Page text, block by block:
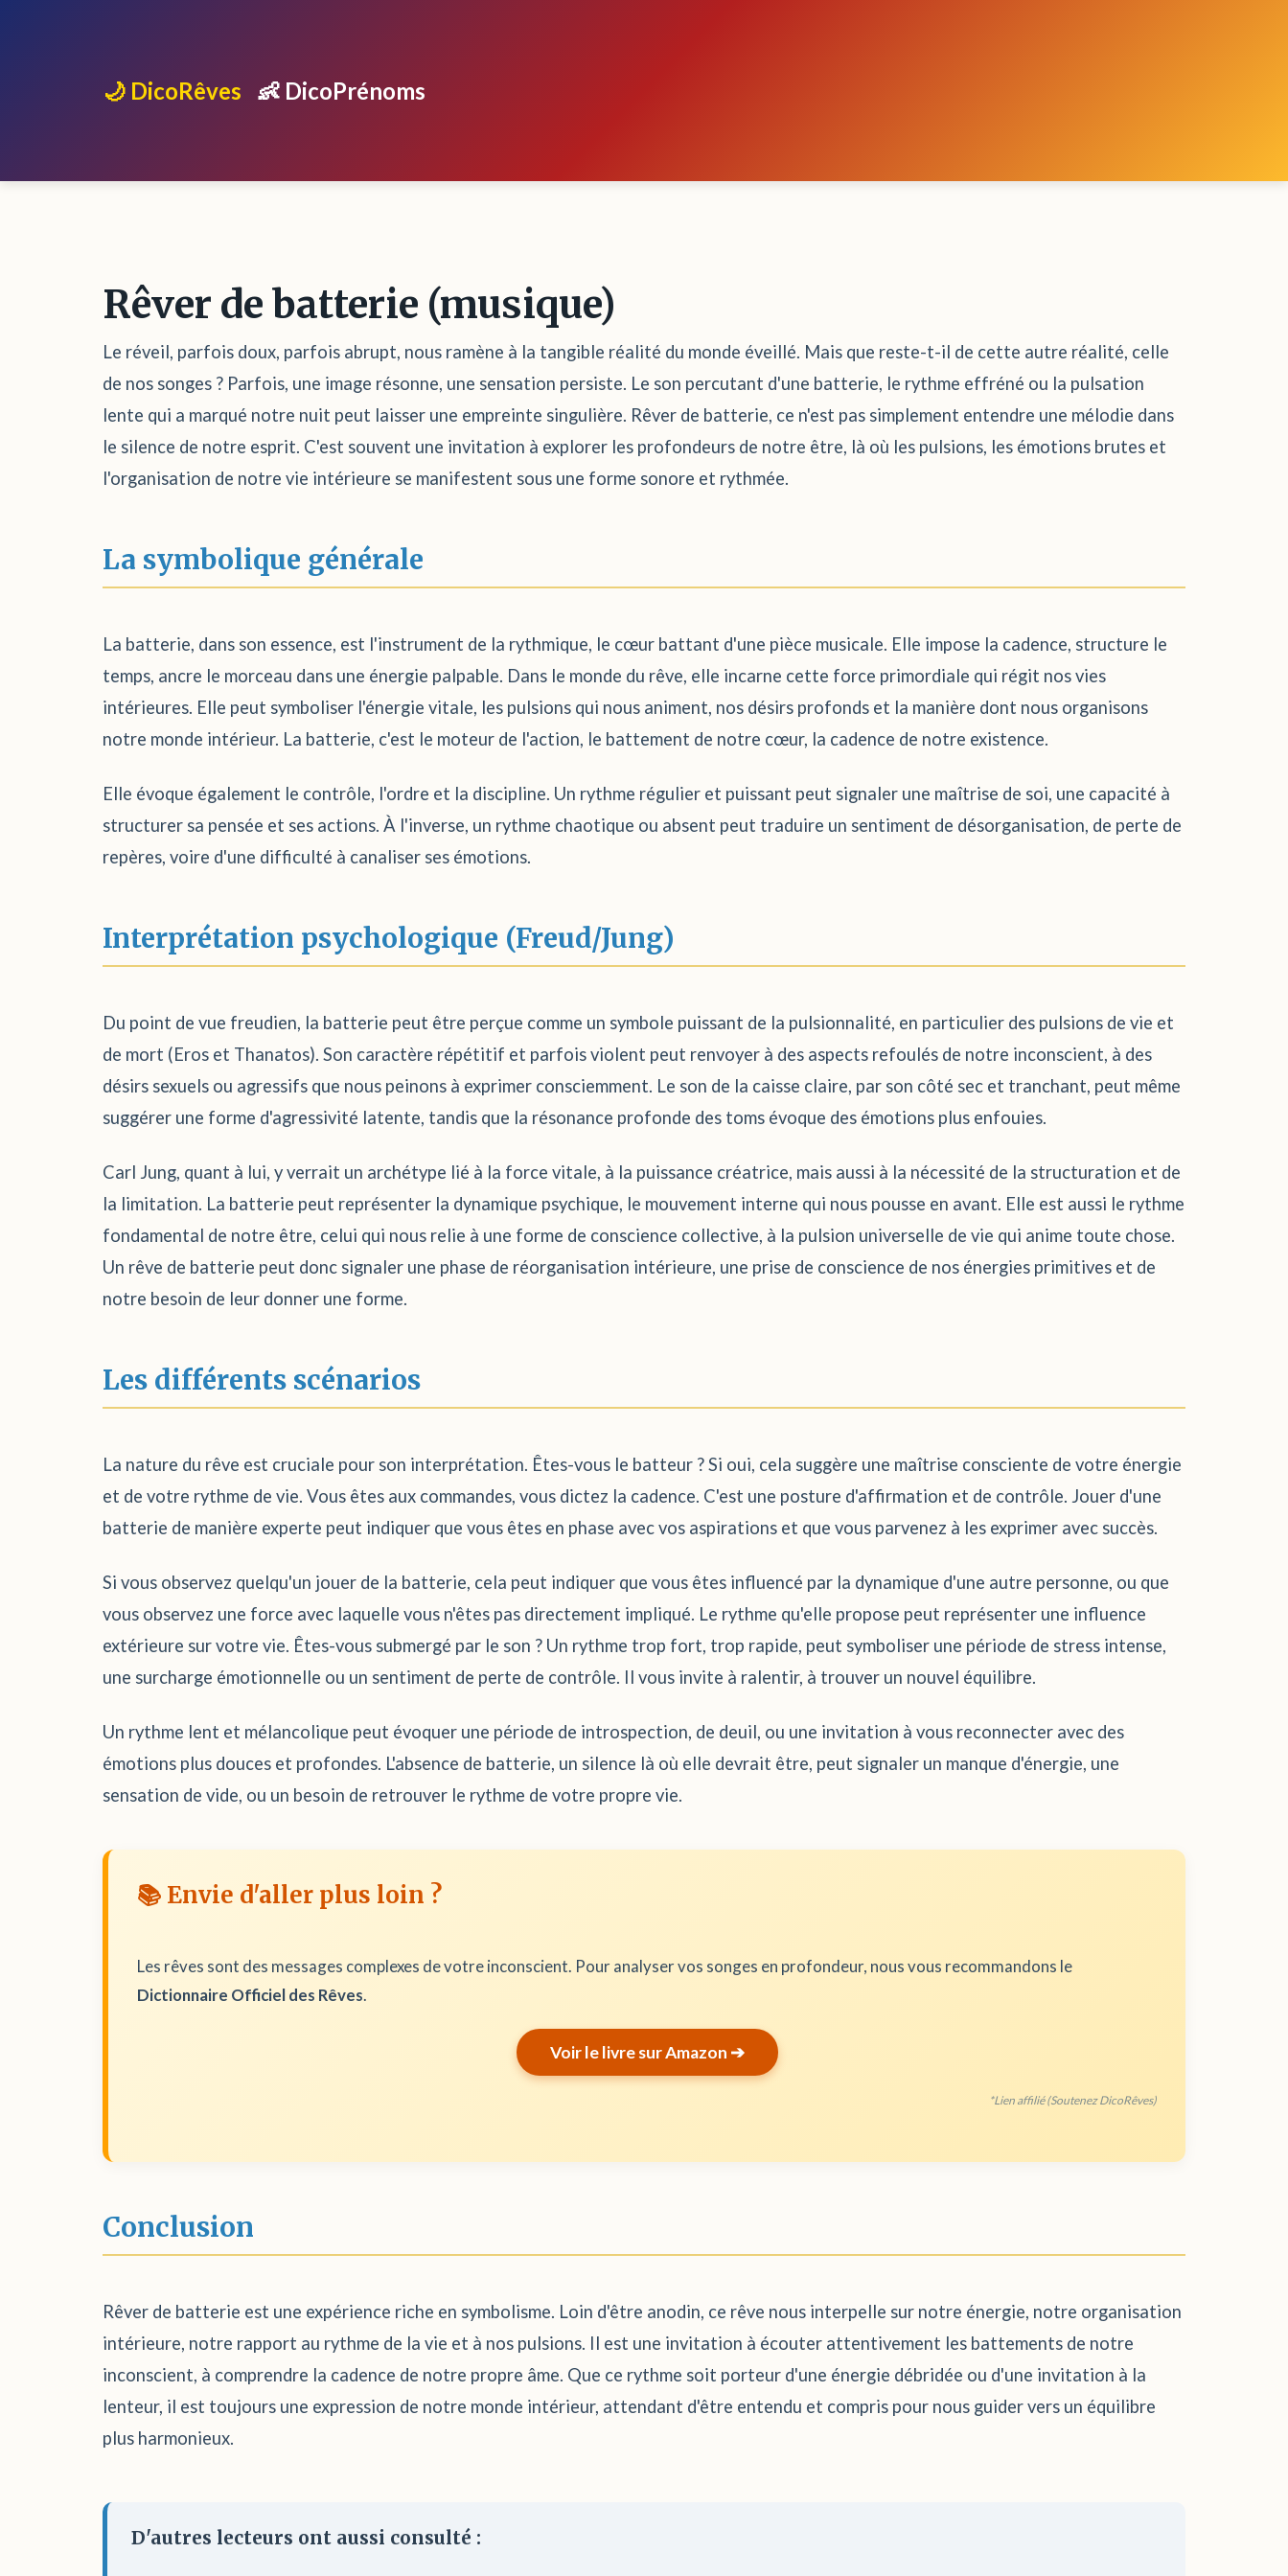
🌙 DicoRêves 👶 DicoPrénoms
Rêver de batterie (musique)
Le réveil, parfois doux, parfois abrupt, nous ramène à la tangible réalité du monde éveillé. Mais que reste-t-il de cette autre réalité, celle
de nos songes ? Parfois, une image résonne, une sensation persiste. Le son percutant d'une batterie, le rythme effréné ou la pulsation
lente qui a marqué notre nuit peut laisser une empreinte singulière. Rêver de batterie, ce n'est pas simplement entendre une mélodie dans
le silence de notre esprit. C'est souvent une invitation à explorer les profondeurs de notre être, là où les pulsions, les émotions brutes et
l'organisation de notre vie intérieure se manifestent sous une forme sonore et rythmée.
La symbolique générale
La batterie, dans son essence, est l'instrument de la rythmique, le cœur battant d'une pièce musicale. Elle impose la cadence, structure le
temps, ancre le morceau dans une énergie palpable. Dans le monde du rêve, elle incarne cette force primordiale qui régit nos vies
intérieures. Elle peut symboliser l'énergie vitale, les pulsions qui nous animent, nos désirs profonds et la manière dont nous organisons
notre monde intérieur. La batterie, c'est le moteur de l'action, le battement de notre cœur, la cadence de notre existence.
Elle évoque également le contrôle, l'ordre et la discipline. Un rythme régulier et puissant peut signaler une maîtrise de soi, une capacité à
structurer sa pensée et ses actions. À l'inverse, un rythme chaotique ou absent peut traduire un sentiment de désorganisation, de perte de
repères, voire d'une difficulté à canaliser ses émotions.
Interprétation psychologique (Freud/Jung)
Du point de vue freudien, la batterie peut être perçue comme un symbole puissant de la pulsionnalité, en particulier des pulsions de vie et
de mort (Eros et Thanatos). Son caractère répétitif et parfois violent peut renvoyer à des aspects refoulés de notre inconscient, à des
désirs sexuels ou agressifs que nous peinons à exprimer consciemment. Le son de la caisse claire, par son côté sec et tranchant, peut même
suggérer une forme d'agressivité latente, tandis que la résonance profonde des toms évoque des émotions plus enfouies.
Carl Jung, quant à lui, y verrait un archétype lié à la force vitale, à la puissance créatrice, mais aussi à la nécessité de la structuration et de
la limitation. La batterie peut représenter la dynamique psychique, le mouvement interne qui nous pousse en avant. Elle est aussi le rythme
fondamental de notre être, celui qui nous relie à une forme de conscience collective, à la pulsion universelle de vie qui anime toute chose.
Un rêve de batterie peut donc signaler une phase de réorganisation intérieure, une prise de conscience de nos énergies primitives et de
notre besoin de leur donner une forme.
Les différents scénarios
La nature du rêve est cruciale pour son interprétation. Êtes-vous le batteur ? Si oui, cela suggère une maîtrise consciente de votre énergie
et de votre rythme de vie. Vous êtes aux commandes, vous dictez la cadence. C'est une posture d'affirmation et de contrôle. Jouer d'une
batterie de manière experte peut indiquer que vous êtes en phase avec vos aspirations et que vous parvenez à les exprimer avec succès.
Si vous observez quelqu'un jouer de la batterie, cela peut indiquer que vous êtes influencé par la dynamique d'une autre personne, ou que
vous observez une force avec laquelle vous n'êtes pas directement impliqué. Le rythme qu'elle propose peut représenter une influence
extérieure sur votre vie. Êtes-vous submergé par le son ? Un rythme trop fort, trop rapide, peut symboliser une période de stress intense,
une surcharge émotionnelle ou un sentiment de perte de contrôle. Il vous invite à ralentir, à trouver un nouvel équilibre.
Un rythme lent et mélancolique peut évoquer une période de introspection, de deuil, ou une invitation à vous reconnecter avec des
émotions plus douces et profondes. L'absence de batterie, un silence là où elle devrait être, peut signaler un manque d'énergie, une
sensation de vide, ou un besoin de retrouver le rythme de votre propre vie.
📚 Envie d'aller plus loin ?
Les rêves sont des messages complexes de votre inconscient. Pour analyser vos songes en profondeur, nous vous recommandons le
Dictionnaire Officiel des Rêves.
Voir le livre sur Amazon ➔
*Lien affilié (Soutenez DicoRêves)
Conclusion
Rêver de batterie est une expérience riche en symbolisme. Loin d'être anodin, ce rêve nous interpelle sur notre énergie, notre organisation
intérieure, notre rapport au rythme de la vie et à nos pulsions. Il est une invitation à écouter attentivement les battements de notre
inconscient, à comprendre la cadence de notre propre âme. Que ce rythme soit porteur d'une énergie débridée ou d'une invitation à la
lenteur, il est toujours une expression de notre monde intérieur, attendant d'être entendu et compris pour nous guider vers un équilibre
plus harmonieux.
D'autres lecteurs ont aussi consulté :